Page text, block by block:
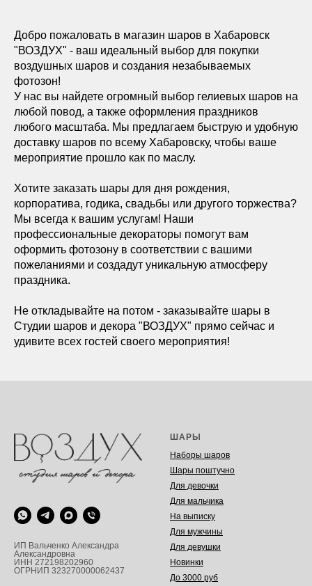
Добро пожаловать в магазин шаров в Хабаровск
"ВОЗДУХ" - ваш идеальный выбор для покупки
воздушных шаров и создания незабываемых
фотозон!
У нас вы найдете огромный выбор гелиевых шаров на
любой повод, а также оформления праздников
любого масштаба. Мы предлагаем быструю и удобную
доставку шаров по всему Хабаровску, чтобы ваше
мероприятие прошло как по маслу.
Хотите заказать шары для дня рождения,
корпоратива, годика, свадьбы или другого торжества?
Мы всегда к вашим услугам! Наши
профессиональные декораторы помогут вам
оформить фотозону в соответствии с вашими
пожеланиями и создадут уникальную атмосферу
праздника.
Не откладывайте на потом - заказывайте шары в
Студии шаров и декора "ВОЗДУХ" прямо сейчас и
удивите всех гостей своего мероприятия!
ИП Вальченко Александра
Александровна
ИНН 272198202960
ОГРНИП 323270000062437
ШАРЫ
Наборы шаров
Шары поштучно
Для девочки
Для мальчика
На выписку
Для мужчины
Для девушки
Новинки
До 3000 руб